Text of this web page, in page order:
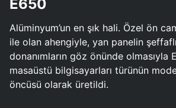
E650
Alüminyum’un en şık hali. Özel ön
ile olan ahengiyle, yan panelin
donanımların göz önünde olmasıyla
masaüstü bilgisayarları türünün
öncüsü olarak üretildi.